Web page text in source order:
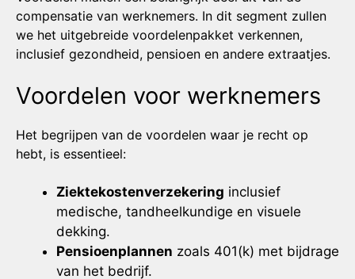
compensatie van werknemers. In dit segment zullen
we het uitgebreide voordelenpakket verkennen,
inclusief gezondheid, pensioen en andere extraatjes.
Voordelen voor werknemers
Het begrijpen van de voordelen waar je recht op
hebt, is essentieel:
Ziektekostenverzekering inclusief
medische, tandheelkundige en visuele
dekking.
Pensioenplannen zoals 401(k) met bijdrage
van het bedrijf.